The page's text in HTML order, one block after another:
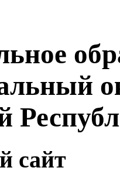
сайт